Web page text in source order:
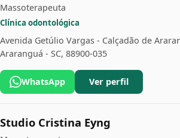
Massoterapeuta
Clínica odontológica
Avenida Getúlio Vargas - Calçadão de
Araranguá - SC, 88900-035
WhatsApp Ver perfil
Studio Cristina Eyng